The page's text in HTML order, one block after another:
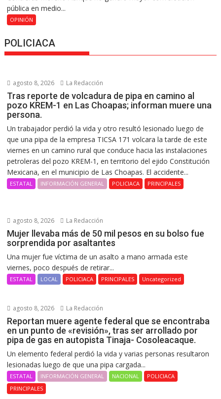
pública en medio...
OPINIÓN
POLICIACA
agosto 8, 2026 La Redacción
Tras reporte de volcadura de pipa en camino al
pozo KREM-1 en Las Choapas; informan muere una
persona.
Un trabajador perdió la vida y otro resultó lesionado luego de
que una pipa de la empresa TICSA 171 volcara la tarde de este
viernes en un camino rural que conduce hacia las instalaciones
petroleras del pozo KREM-1, en territorio del ejido Constitución
Mexicana, en el municipio de Las Choapas. El accidente...
ESTATAL INFORMACIÓN GENERAL POLICIACA PRINCIPALES
agosto 8, 2026 La Redacción
Mujer llevaba más de 50 mil pesos en su bolso fue
sorprendida por asaltantes
Una mujer fue víctima de un asalto a mano armada este
viernes, poco después de retirar...
ESTATAL LOCAL POLICIACA PRINCIPALES Uncategorized
agosto 8, 2026 La Redacción
Reportan muere agente federal que se encontraba
en un punto de «revisión», tras ser arrollado por
pipa de gas en autopista Tinaja- Cosoleacaque.
Un elemento federal perdió la vida y varias personas resultaron
lesionadas luego de que una pipa cargada...
ESTATAL INFORMACIÓN GENERAL NACIONAL
POLICIACA
PRINCIPALES